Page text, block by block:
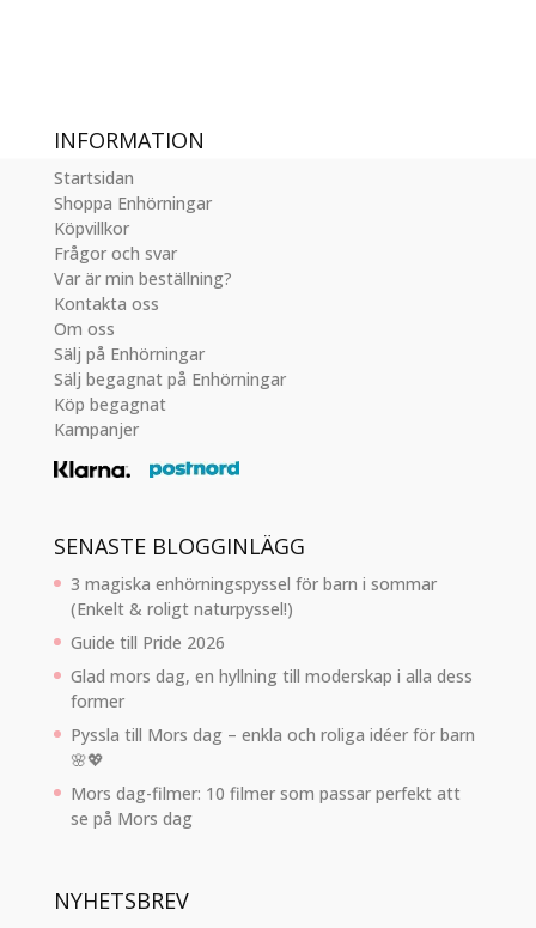
INFORMATION
Startsidan
Shoppa Enhörningar
Köpvillkor
Frågor och svar
Var är min beställning?
Kontakta oss
Om oss
Sälj på Enhörningar
Sälj begagnat på Enhörningar
Köp begagnat
Kampanjer
SENASTE BLOGGINLÄGG
3 magiska enhörningspyssel för barn i sommar
(Enkelt & roligt naturpyssel!)
Guide till Pride 2026
Glad mors dag, en hyllning till moderskap i alla dess
former
Pyssla till Mors dag – enkla och roliga idéer för barn
🌸💖
Mors dag-filmer: 10 filmer som passar perfekt att
se på Mors dag
NYHETSBREV